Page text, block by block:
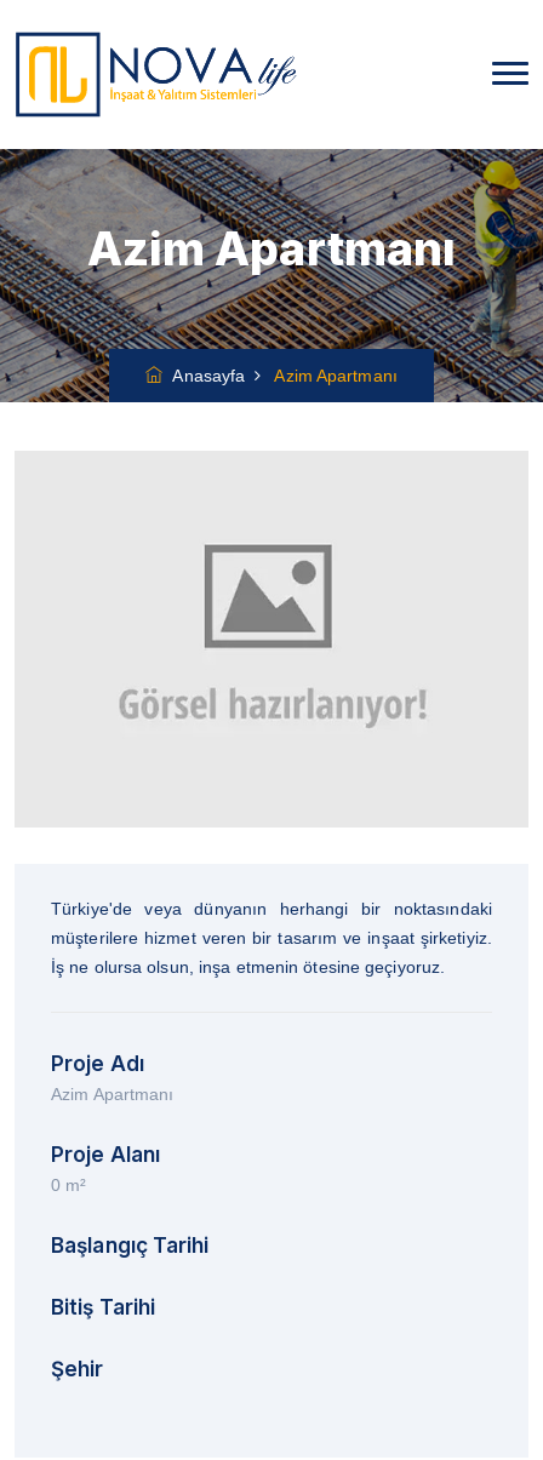
Azim Apartmanı
Anasayfa Azim Apartmanı
Türkiye'de veya dünyanın herhangi bir noktasındaki
müşterilere hizmet veren bir tasarım ve inşaat şirketiyiz.
İş ne olursa olsun, inşa etmenin ötesine geçiyoruz.
Proje Adı
Azim Apartmanı
Proje Alanı
0 m²
Başlangıç Tarihi
Bitiş Tarihi
Şehir